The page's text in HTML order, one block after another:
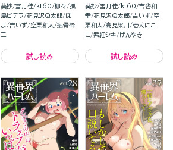
葵抄 雪月佳 kt60 柳々 孤
島ビデヲ 花見沢Q太郎 ぽ
よ 吉いず 空栗和太 掘骨砕
三
試し読み
葵抄 雪月佳 kt60 吉舎和
幸 花見沢Q太郎 吉いず 空
栗和太 高見梁川
壱犬にこ
こ 紫紅シキ げんやき
試し読み